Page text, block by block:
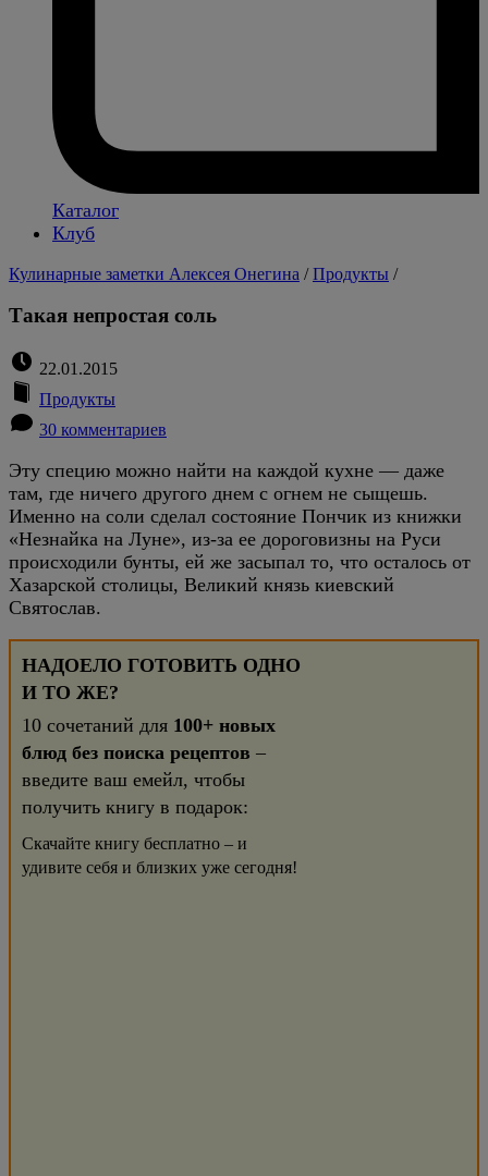
Каталог
Клуб
Кулинарные заметки Алексея Онегина /Продукты /
Такая непростая соль
22.01.2015
Продукты
30 комментариев
Эту специю можно найти на каждой кухне — даже
там, где ничего другого днем с огнем не сыщешь.
Именно на соли сделал состояние Пончик из книжки
«Незнайка на Луне», из-за ее дороговизны на Руси
происходили бунты, ей же засыпал то, что осталось от
Хазарской столицы, Великий князь киевский
Святослав.
НАДОЕЛО ГОТОВИТЬ ОДНО
И ТО ЖЕ?
10 сочетаний для 100+ новых
блюд без поиска рецептов –
введите ваш емейл, чтобы
получить книгу в подарок:
Скачайте книгу бесплатно – и
удивите себя и близких уже сегодня!